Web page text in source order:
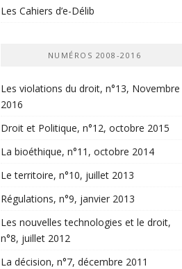
Les Cahiers d’e-Délib
NUMÉROS 2008-2016
Les violations du droit, n°13, Novembre
2016
Droit et Politique, n°12, octobre 2015
La bioéthique, n°11, octobre 2014
Le territoire, n°10, juillet 2013
Régulations, n°9, janvier 2013
Les nouvelles technologies et le droit,
n°8, juillet 2012
La décision, n°7, décembre 2011